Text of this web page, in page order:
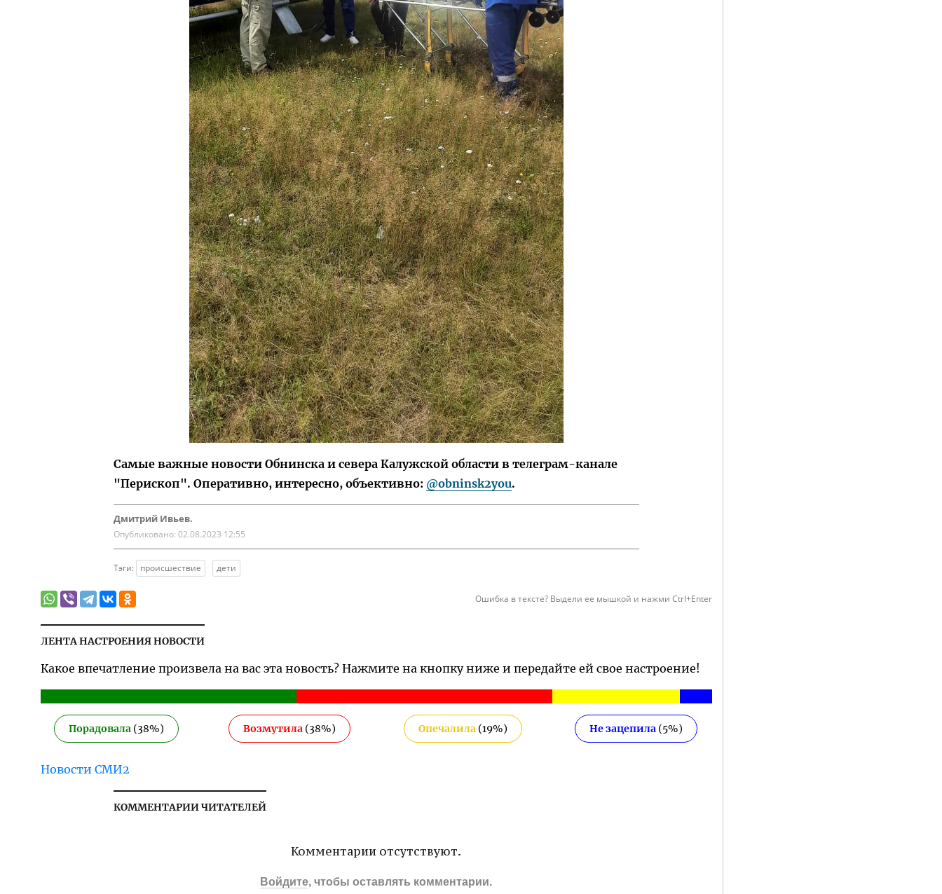
Самые важные новости Обнинска и севера Калужской области в телеграм-канале
"Перископ". Оперативно, интересно, объективно: @obninsk2you.
Дмитрий Ивьев.
Опубликовано: 02.08.2023 12:55
Тэги: происшествие дети
Ошибка в тексте? Выдели ее мышкой и нажми Ctrl+Enter
ЛЕНТА НАСТРОЕНИЯ НОВОСТИ
Какое впечатление произвела на вас эта новость? Нажмите на кнопку ниже и передайте ей свое настроение!
Порадовала (38%) Возмутила (38%) Опечалила(19%) Не зацепила(5%)
Новости СМИ2
КОММЕНТАРИИ ЧИТАТЕЛЕЙ
Комментарии отсутствуют.
Войдите, чтобы оставлять комментарии.